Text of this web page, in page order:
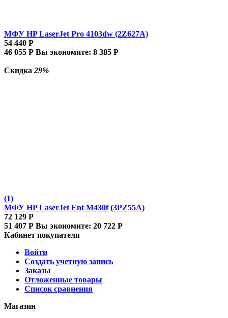
МФУ HP LaserJet Pro 4103dw (2Z627A)
54 440 Р
46 055 Р Вы экономите: 8 385 Р
Скидка 29%
(1)
МФУ HP LaserJet Ent M430f (3PZ55A)
72 129 Р
51 407 Р Вы экономите: 20 722 Р
Кабинет покупателя
Войти
Создать учетную запись
Заказы
Отложенные товары
Список сравнения
Магазин